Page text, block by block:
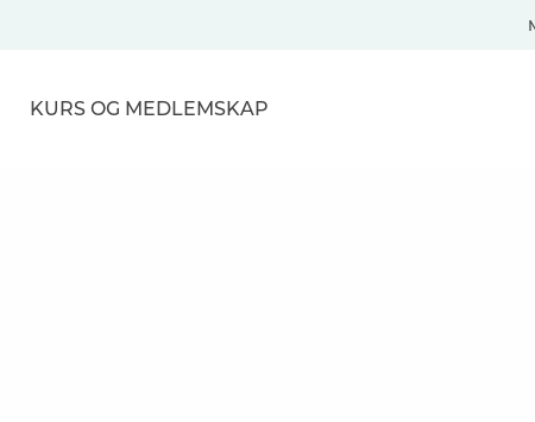
KURS OG MEDLEMSKAP